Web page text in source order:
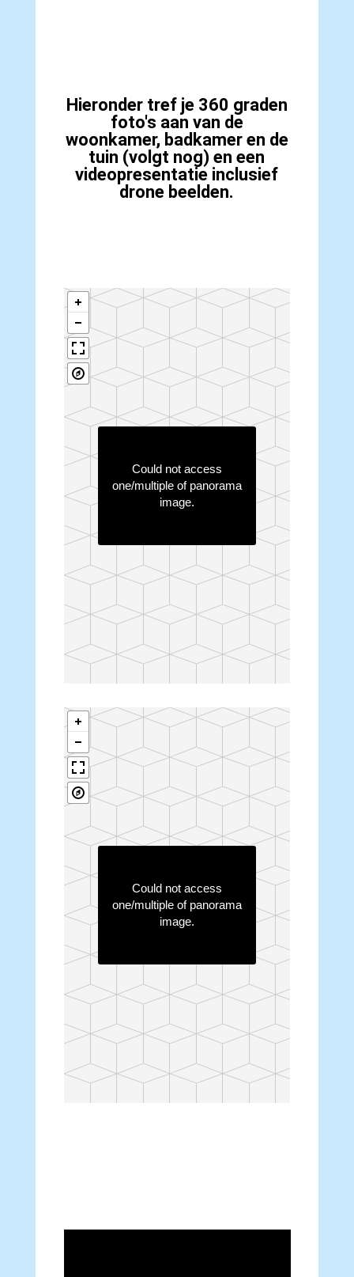
Hieronder tref je 360 graden
foto's aan van de
woonkamer, badkamer en de
tuin (volgt nog) en een
videopresentatie inclusief
drone beelden.
Could not access
one/multiple of panorama
image.
Could not access
one/multiple of panorama
image.